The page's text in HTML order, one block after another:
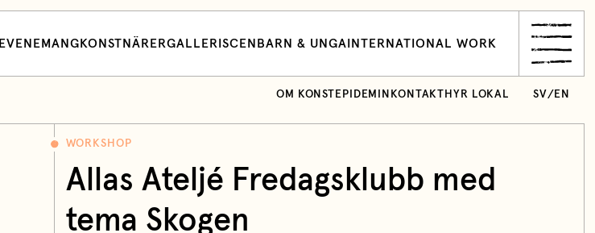
EVENEMANG KONSTNÄRERGALLERI SCEN BARN & UNGA INTERNATIONAL WORK
OM KONSTEPIDEMIN KONTAKT HYR LOKAL SV/ EN
WORKSHOP
Allas Ateljé Fredagsklubb med
tema Skogen